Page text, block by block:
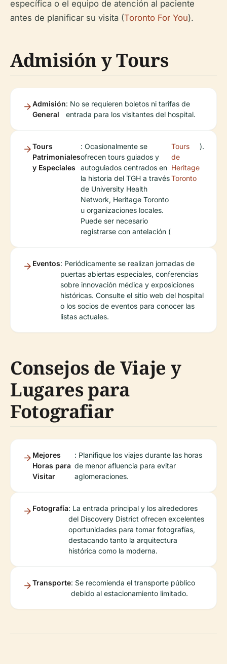
específica o el equipo de atención al paciente
antes de planificar su visita (Toronto For You).
Admisión y Tours
Admisión
General
: No se requieren boletos ni tarifas de
entrada para los visitantes del hospital.
Tours
Patrimoniales
y Especiales
: Ocasionalmente se
ofrecen tours guiados y
autoguiados centrados en
la historia del TGH a través
de University Health
Network, Heritage Toronto
u organizaciones locales.
Puede ser necesario
registrarse con antelación (
Tours
de
Heritage
Toronto
).
Eventos: Periódicamente se realizan jornadas de
puertas abiertas especiales, conferencias
sobre innovación médica y exposiciones
históricas. Consulte el sitio web del hospital
o los socios de eventos para conocer las
listas actuales.
Consejos de Viaje y
Lugares para
Fotografiar
Mejores
Horas para
Visitar
: Planifique los viajes durante las horas
de menor afluencia para evitar
aglomeraciones.
Fotografía: La entrada principal y los alrededores
del Discovery District ofrecen excelentes
oportunidades para tomar fotografías,
destacando tanto la arquitectura
histórica como la moderna.
Transporte: Se recomienda el transporte público
debido al estacionamiento limitado.